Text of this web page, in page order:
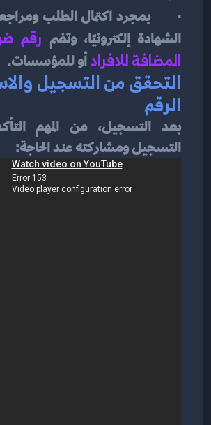
الشهادة إلكترونيًا، وتضم
المضافة للافرادأو للمؤسسات.
الرقم
التسجيل ومشاركته عند الحاجة: